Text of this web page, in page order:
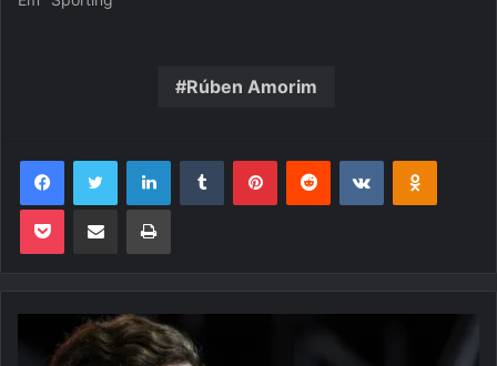
Rúben Amorim
FacebookTwitter LinkedinTumblr PinterestReddit VK OK
Pocket Compartilhar via e-mail Imprimir